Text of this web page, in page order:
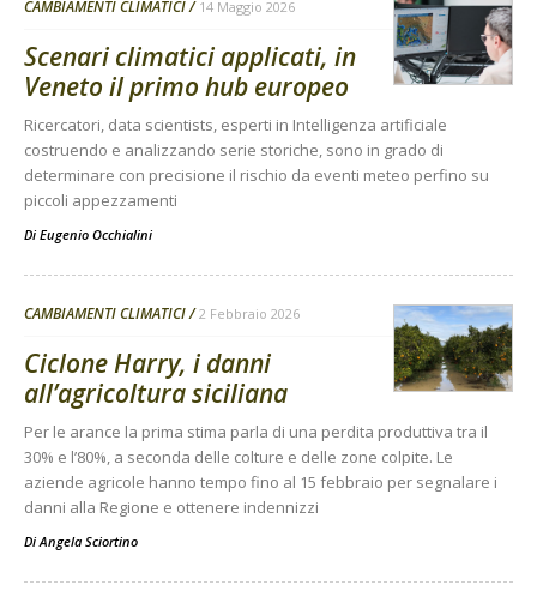
CAMBIAMENTI CLIMATICI 14 Maggio 2026
Scenari climatici applicati, in
Veneto il primo hub europeo
Ricercatori, data scientists, esperti in Intelligenza artificiale
costruendo e analizzando serie storiche, sono in grado di
determinare con precisione il rischio da eventi meteo perfino su
piccoli appezzamenti
Di Eugenio Occhialini
CAMBIAMENTI CLIMATICI 2 Febbraio 2026
Ciclone Harry, i danni
all’agricoltura siciliana
Per le arance la prima stima parla di una perdita produttiva tra il
30% e l’80%, a seconda delle colture e delle zone colpite. Le
aziende agricole hanno tempo fino al 15 febbraio per segnalare i
danni alla Regione e ottenere indennizzi
DiAngela Sciortino